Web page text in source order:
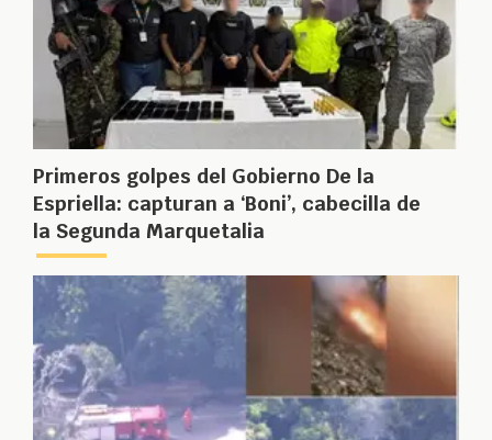
Primeros golpes del Gobierno De la
Espriella: capturan a ‘Boni’, cabecilla de
la Segunda Marquetalia